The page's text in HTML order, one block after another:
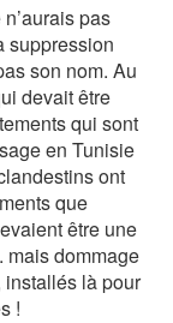
pas
suppression
son nom. Au
devait être
qui sont
en Tunisie
ont
que
être une
mais dommage
là pour
!